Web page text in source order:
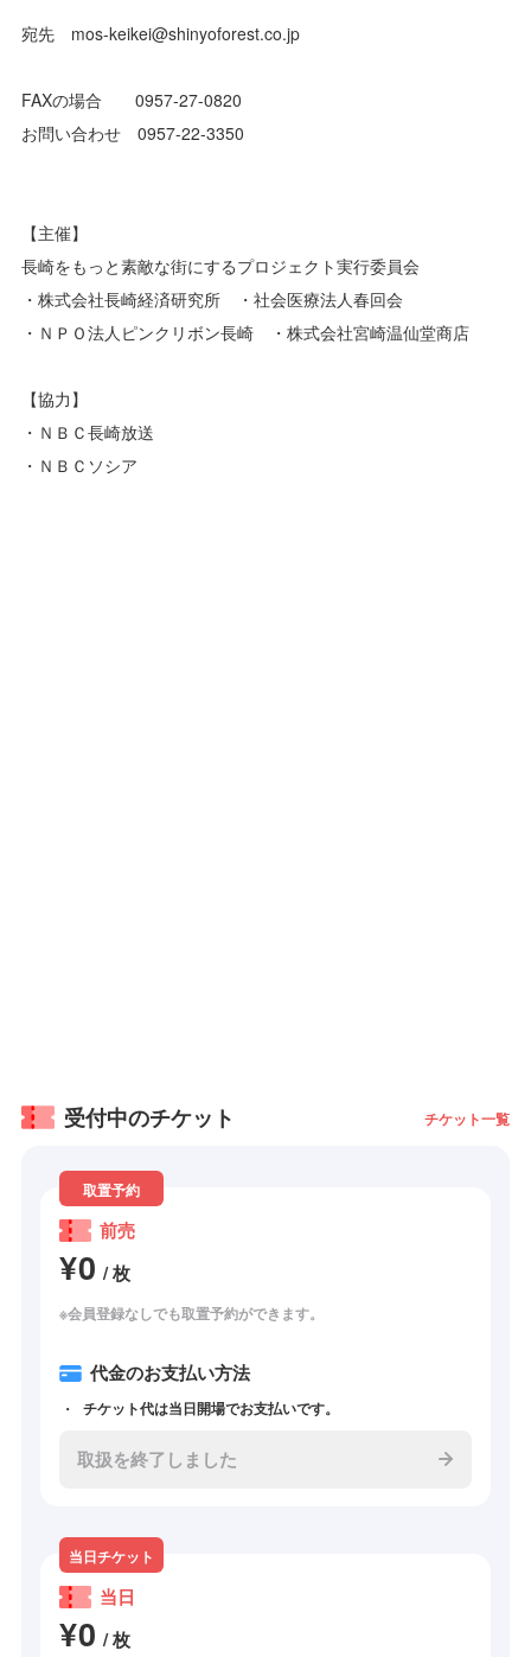
宛先 mos-keikei@shinyoforest.co.jp
FAXの場合 0957-27-0820
お問い合わせ 0957-22-3350
【主催】
長崎をもっと素敵な街にするプロジェクト実行委員会
・株式会社長崎経済研究所 ・社会医療法人春回会
・ＮＰＯ法人ピンクリボン長崎 ・株式会社宮崎温仙堂商店
【協力】
・ＮＢＣ長崎放送
・ＮＢＣソシア
受付中のチケット チケット一覧
取置予約
前売
¥0 / 枚
※会員登録なしでも取置予約ができます。
代金のお支払い方法
チケット代は当日開場でお支払いです。
取扱を終了しました
当日チケット
当日
¥0 / 枚